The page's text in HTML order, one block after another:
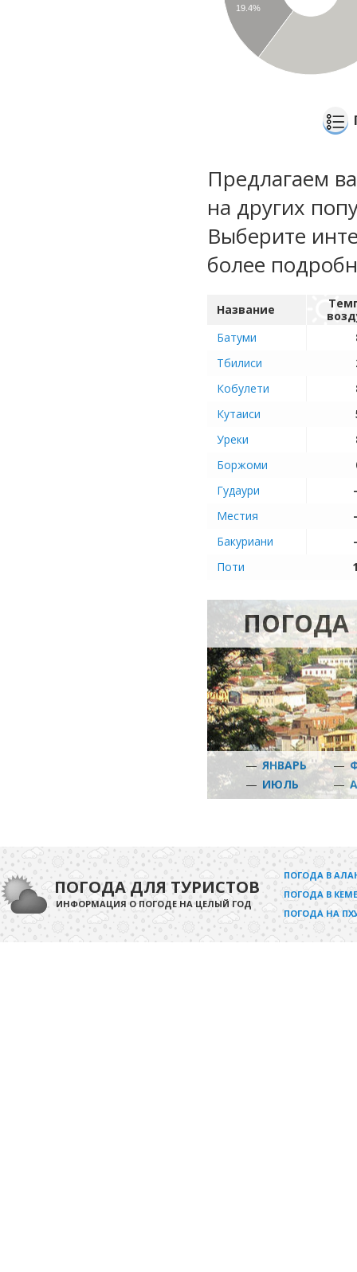
19.4%
Предлагаем
на других
Выберите
более
Название
Батуми
Тбилиси
Кобулети
Кутаиси
Уреки
Боржоми
Гудаури
Местия
Бакуриани
Поти
ПОГОДА
—ЯНВАРЬ —
— ИЮЛЬ —
ПОГОДА ДЛЯ ТУРИСТОВ
ИНФОРМАЦИЯ О ПОГОДЕ НА ЦЕЛЫЙ ГОД
ПОГОДА В
ПОГОДА В
ПОГОДА НА